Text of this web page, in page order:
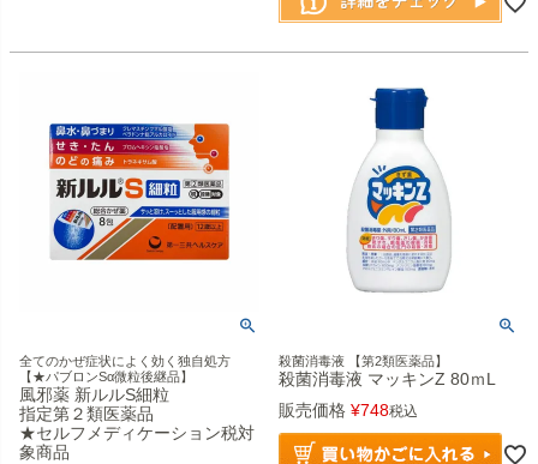
全てのかぜ症状によく効く独自処方
【★パブロンSα微粒後継品】
風邪薬 新ルルS細粒
指定第２類医薬品
★セルフメディケーション税対
象商品
殺菌消毒液 【第2類医薬品】
殺菌消毒液 マッキンZ 80ｍL
販売価格 ¥748税込